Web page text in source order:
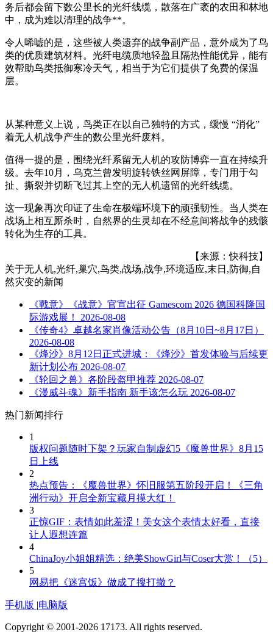
务后都会留下数公里长的光纤线缆，散落在广袤的农田和林地
中，成为难以清理的战争**。
令人唏嘘的是，这些被人类遗弃的战争副产品，意外成为了鸟
类的优质建筑材料。光纤电缆质地轻盈且隔热性能优异，能有
效帮助鸟类抵御寒冷天气，相当于为它们提供了免费的保温
层。
从某种意义上说，鸟类正在以自己独特的方式，缓慢 “消化”
着无人机战争产生的数公里光纤废料。
值得一提的是，围绕光纤系留无人机的攻防博弈一直在持续升
级。去年10月，乌克兰曾发明旋转铁丝网屏障，专门用于勾
扯、撕裂并切断飞过其上空的无人机遗留的光纤线缆。
这一现象再次印证了生命在极端环境下的顽强韧性。当人类在
战场上相互厮杀时，自然界的生灵却在不经意间将战争的残骸
转化为生存的工具。
【来源：快科技】
关于无人机,光纤,巢穴,鸟类,战场,战争,环境适应,末日,防御,自
然灾变的新闻
《戰意》《战意》官宣出征 Gamescom 2026 德国科隆国
际游戏展！
2026-08-08
《传奇4》卓越名家肖像活动公告（8月10日~8月17日）
2026-08-08
《烽沙》8月12日正式进城：《烽沙》首发体验与后续更
新计划公布 2026-08-07
《轮回之兽》各阶段盔甲推荐 2026-08-07
《漫威斗魂》新手指南 新手该怎么玩 2026-08-07
热门新闻排行
1
版权问题随时下架？玩家自制虚幻5《魔兽世界》8月15
日上线
2
热点预告：《魔兽世界》怀旧服第五阶段开启！《三角
洲行动》开启全新宝藏月摸大红！
3
正惊GIF：表情如此羞涩！美女这个表情太好看，直接
让人遐想连篇
4
ChinaJoy小姐姐精选：绝美ShowGirl与Coser大赏！（5）
5
网易把《迷宫饭》做成了搜打撤？
手机版 |电脑版
Copyright © 2001-2026 17173. All rights reserved.